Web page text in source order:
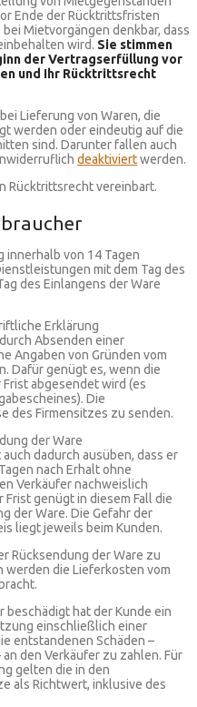
Ende der Rücktrittsfristen
Mietvorgängen denkbar, dass
wird. Sie stimmen
der Vertragserfüllung vor
und Ihr Rücktrittsrecht
Lieferung von Waren, die
werden oder eindeutig auf die
sind. Darunter fallen auch
deaktiviertwerden.
Rücktrittsrecht vereinbart.
innerhalb von 14 Tagen
mit dem Tag des
des Einlangens der Ware
Erklärung
Absenden einer
Angaben von Gründen vom
Dafür genügt es, wenn die
abgesendet wird (es
Die
des Firmensitzes zu senden.
der Ware
dadurch ausüben, dass er
nach Erhalt ohne
Verkäufer nachweislich
genügt in diesem Fall die
der Ware. Die Gefahr der
liegt jeweils beim Kunden.
Rücksendung der Ware zu
werden die Lieferkosten vom
hat der Kunde ein
einschließlich einer
entstandenen Schäden –
den Verkäufer zu zahlen. Für
gelten die in den
als Richtwert, inklusive des